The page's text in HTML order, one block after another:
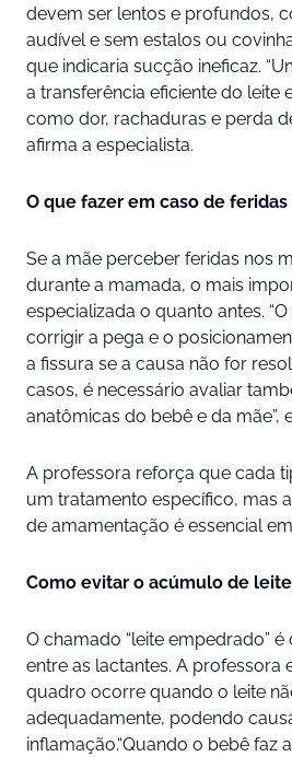
devem ser lentos e profundos,
audível e sem estalos ou
que indicaria sucção ineficaz.
a transferência eficiente do leite
como dor, rachaduras e perda
afirma a especialista.
O que fazer em caso de feridas
Se a mãe perceber feridas nos
durante a mamada, o mais
especializada o quanto antes.
corrigir a pega e o
a fissura se a causa não for
casos, é necessário avaliar
anatômicas do bebê e da mãe”,
A professora reforça que cada
um tratamento específico, mas
de amamentação é essencial
Como evitar o acúmulo de
O chamado “leite empedrado”
entre as lactantes. A professora
quadro ocorre quando o leite
adequadamente, podendo
inflamação.“Quando o bebê faz